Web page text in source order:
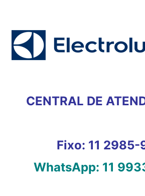
conteúdo
CENTRAL DE
Fixo: 11 2985-
WhatsApp: 11